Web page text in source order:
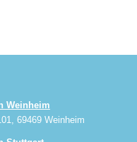
Weinheim
69469 Weinheim